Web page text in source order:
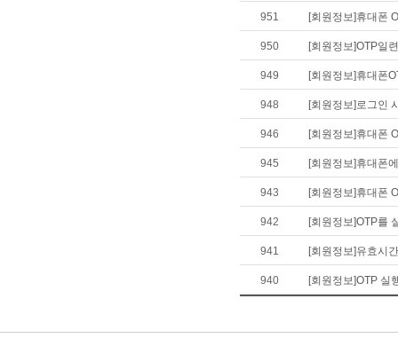
951 [회원정보]휴대폰
950 [회원정보]OTP일
949 [회원정보]휴대폰
948 [회원정보]로그인
946 [회원정보]휴대폰
945 [회원정보]휴대폰
943 [회원정보]휴대폰
942 [회원정보]OTP를
941 [회원정보]유효시
940 [회원정보]OTP 실